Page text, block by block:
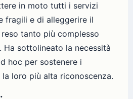
in moto tutti i servizi
fragili e di alleggerire il
tanto più complesso
Ha sottolineato la necessità
hoc per sostenere i
loro più alta riconoscenza.